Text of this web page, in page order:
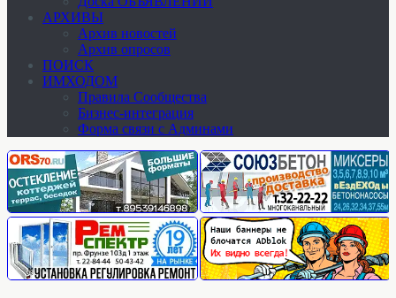
АРХИВЫ
Архив новостей
Архив опросов
ПОИСК
ИМХОДОМ
Правила Сообщества
Бизнес-интеграция
Форма связи с Админами